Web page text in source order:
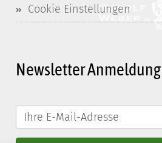
Cookie Einstellungen
Newsletter Anmeldung